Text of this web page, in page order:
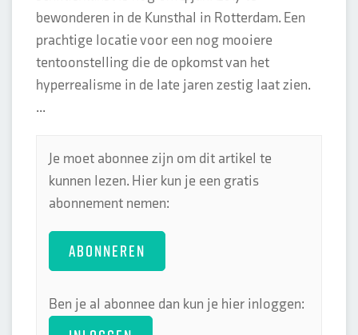
bewonderen in de Kunsthal in Rotterdam. Een
prachtige locatie voor een nog mooiere
tentoonstelling die de opkomst van het
hyperrealisme in de late jaren zestig laat zien.
...
Je moet abonnee zijn om dit artikel te
kunnen lezen. Hier kun je een gratis
abonnement nemen:
ABONNEREN
Ben je al abonnee dan kun je hier inloggen: